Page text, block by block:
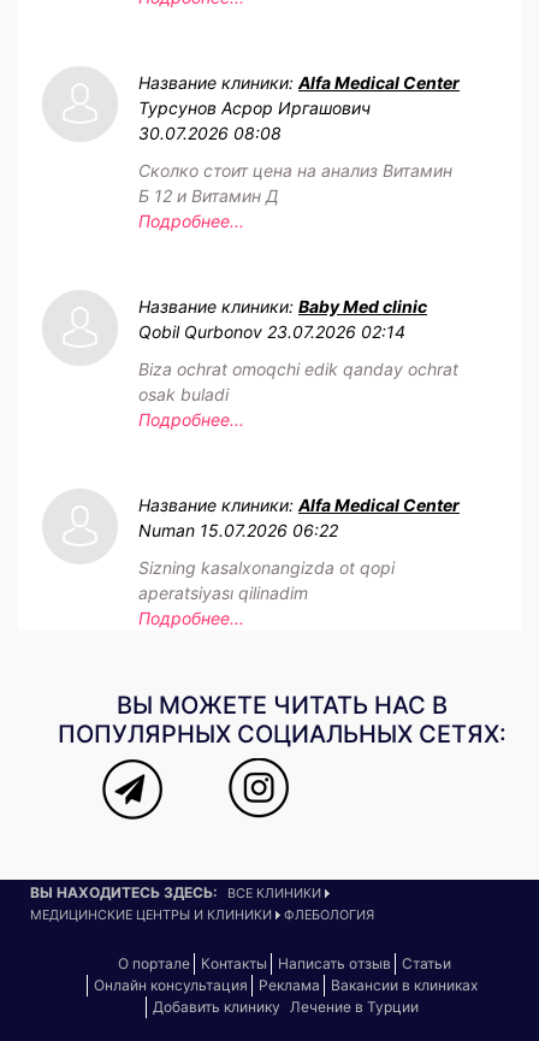
Название клиники: Alfa Medical Center
Турсунов Асрор Иргашович
30.07.2026 08:08
Сколко стоит цена на анализ Витамин
Б 12 и Витамин Д
Подробнее...
Название клиники: Baby Med clinic
Qobil Qurbonov 23.07.2026 02:14
Biza ochrat omoqchi edik qanday ochrat
osak buladi
Подробнее...
Название клиники: Alfa Medical Center
Numan 15.07.2026 06:22
Sizning kasalxonangizda ot qopi
aperatsiyası qilinadim
Подробнее...
ВЫ МОЖЕТЕ ЧИТАТЬ НАС В
ПОПУЛЯРНЫХ СОЦИАЛЬНЫХ СЕТЯХ:
ВЫ НАХОДИТЕСЬ ЗДЕСЬ:
ВСЕ КЛИНИКИ
МЕДИЦИНСКИЕ ЦЕНТРЫ И КЛИНИКИ
ФЛЕБОЛОГИЯ
О портале Контакты Написать отзыв
Статьи
Онлайн консультация
Реклама
Вакансии в клиниках
Добавить клинику
Лечение в Турции